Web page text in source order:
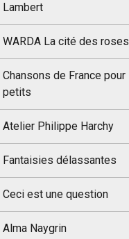
Lambert
WARDA La cité des roses
Chansons de France pour
petits
Atelier Philippe Harchy
Fantaisies délassantes
Ceci est une question
Alma Naygrin